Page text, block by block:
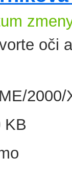
oči
2000/
KB